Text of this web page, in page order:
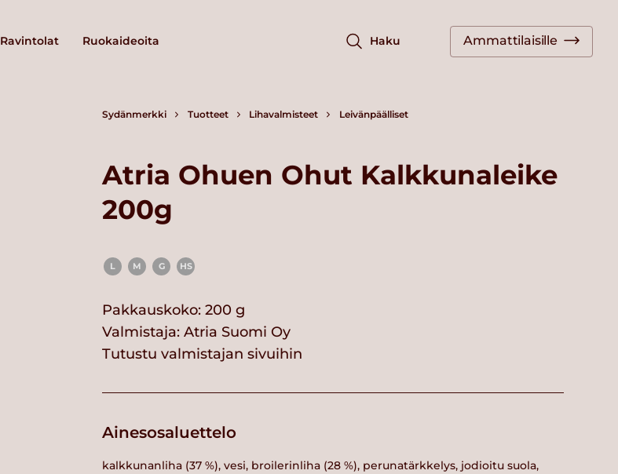
Ravintolat Ruokaideoita Haku Ammattilaisille
Sydänmerkki Tuotteet Lihavalmisteet Leivänpäälliset
Atria Ohuen Ohut Kalkkunaleike
200g
L M G HS
Pakkauskoko: 200 g
Valmistaja: Atria Suomi Oy
Tutustu valmistajan sivuihin
Ainesosaluettelo
kalkkunanliha (37 %), vesi, broilerinliha (28 %), perunatärkkelys, jodioitu suola,